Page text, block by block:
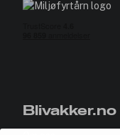
Blivakker.no